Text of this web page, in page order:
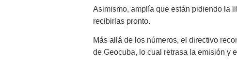
Asimismo, amplía que están pidiendo la
recibirlas pronto.
Más allá de los números, el directivo
de Geocuba, lo cual retrasa la emisión y